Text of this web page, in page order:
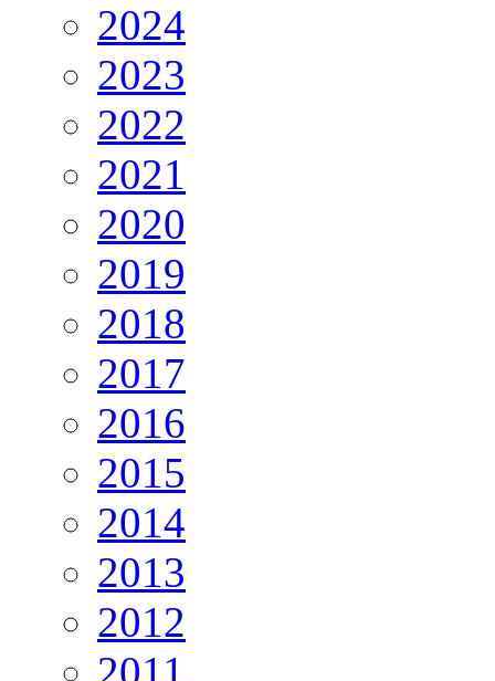
2024
2023
2022
2021
2020
2019
2018
2017
2016
2015
2014
2013
2012